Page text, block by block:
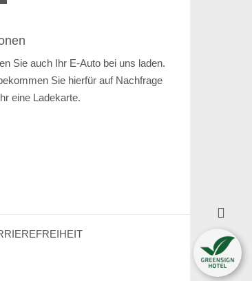
Sie auch Ihr E-Auto bei uns laden.
Sie hierfür auf Nachfrage
eine Ladekarte.
